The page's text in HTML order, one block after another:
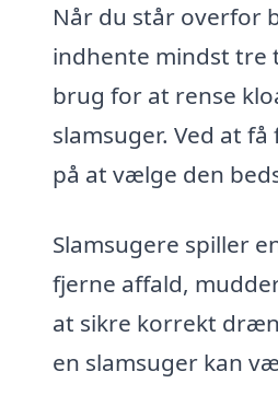
Når du står overfor
indhente mindst tre
brug for at rense
slamsuger. Ved at
på at vælge den
Slamsugere spiller
fjerne affald,
at sikre korrekt
en slamsuger kan